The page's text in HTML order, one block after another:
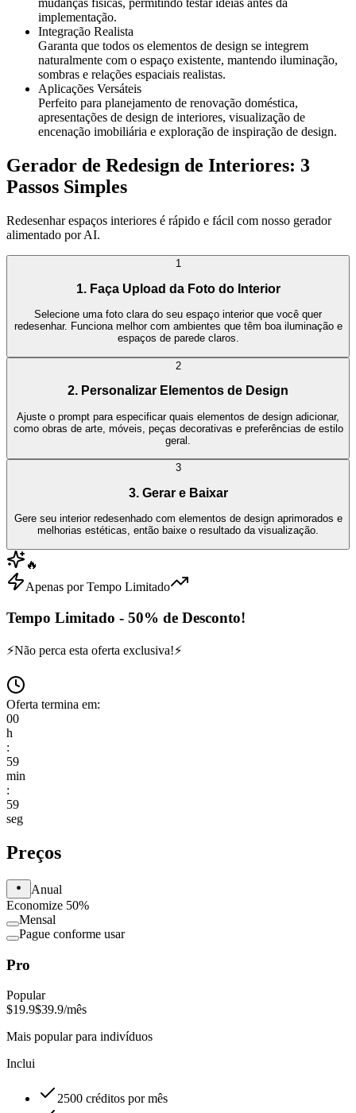
mudanças físicas, permitindo testar ideias antes da
implementação.
Integração Realista
Garanta que todos os elementos de design se integrem
naturalmente com o espaço existente, mantendo iluminação,
sombras e relações espaciais realistas.
Aplicações Versáteis
Perfeito para planejamento de renovação doméstica,
apresentações de design de interiores, visualização de
encenação imobiliária e exploração de inspiração de design.
Gerador de Redesign de Interiores: 3
Passos Simples
Redesenhar espaços interiores é rápido e fácil com nosso gerador
alimentado por AI.
1
1. Faça Upload da Foto do Interior
Selecione uma foto clara do seu espaço interior que você quer
redesenhar. Funciona melhor com ambientes que têm boa iluminação e
espaços de parede claros.
2
2. Personalizar Elementos de Design
Ajuste o prompt para especificar quais elementos de design adicionar,
como obras de arte, móveis, peças decorativas e preferências de estilo
geral.
3
3. Gerar e Baixar
Gere seu interior redesenhado com elementos de design aprimorados e
melhorias estéticas, então baixe o resultado da visualização.
🔥
Apenas por Tempo Limitado
Tempo Limitado - 50% de Desconto!
⚡Não perca esta oferta exclusiva!⚡
Oferta termina em:
00
h
:
59
min
:
59
seg
Preços
Anual
Economize 50%
Mensal
Pague conforme usar
Pro
Popular
$19.9$39.9/mês
Mais popular para indivíduos
Inclui
2500 créditos por mês